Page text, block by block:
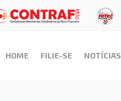
HOME FILIE-SE NOTÍCIAS